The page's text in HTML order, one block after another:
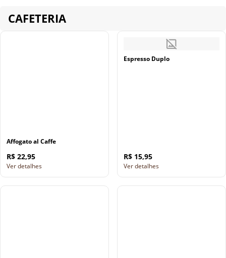
CAFETERIA
Affogato al Caffe
R$ 22,95
Ver detalhes
Espresso Duplo
R$ 15,95
Ver detalhes